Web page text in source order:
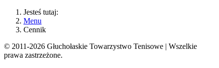
Jesteś tutaj:
Menu
Cennik
© 2011-2026 Głuchołaskie Towarzystwo Tenisowe | Wszelkie
prawa zastrzeżone.